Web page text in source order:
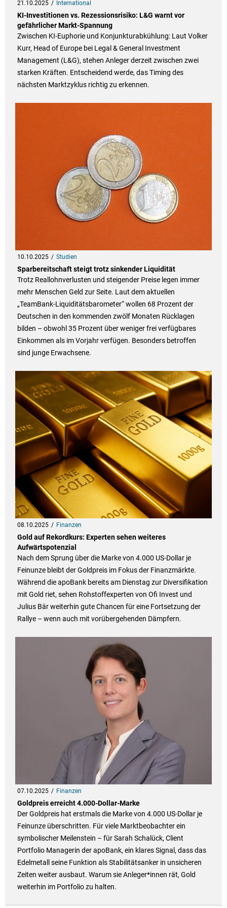
21.10.2025 International
KI-Investitionen vs. Rezessionsrisiko: L&G warnt vor
gefährlicher Markt-Spannung
Zwischen KI-Euphorie und Konjunkturabkühlung: Laut Volker
Kurr, Head of Europe bei Legal & General Investment
Management (L&G), stehen Anleger derzeit zwischen zwei
starken Kräften. Entscheidend werde, das Timing des
nächsten Marktzyklus richtig zu erkennen.
10.10.2025 Studien
Sparbereitschaft steigt trotz sinkender Liquidität
Trotz Reallohnverlusten und steigender Preise legen immer
mehr Menschen Geld zur Seite. Laut dem aktuellen
„TeamBank-Liquiditätsbarometer“ wollen 68 Prozent der
Deutschen in den kommenden zwölf Monaten Rücklagen
bilden – obwohl 35 Prozent über weniger frei verfügbares
Einkommen als im Vorjahr verfügen. Besonders betroffen
sind junge Erwachsene.
08.10.2025 Finanzen
Gold auf Rekordkurs: Experten sehen weiteres
Aufwärtspotenzial
Nach dem Sprung über die Marke von 4.000 US-Dollar je
Feinunze bleibt der Goldpreis im Fokus der Finanzmärkte.
Während die apoBank bereits am Dienstag zur Diversifikation
mit Gold riet, sehen Rohstoffexperten von Ofi Invest und
Julius Bär weiterhin gute Chancen für eine Fortsetzung der
Rallye – wenn auch mit vorübergehenden Dämpfern.
07.10.2025 Finanzen
Goldpreis erreicht 4.000-Dollar-Marke
Der Goldpreis hat erstmals die Marke von 4.000 US-Dollar je
Feinunze überschritten. Für viele Marktbeobachter ein
symbolischer Meilenstein – für Sarah Schalück, Client
Portfolio Managerin der apoBank, ein klares Signal, dass das
Edelmetall seine Funktion als Stabilitätsanker in unsicheren
Zeiten weiter ausbaut. Warum sie Anleger*innen rät, Gold
weiterhin im Portfolio zu halten.